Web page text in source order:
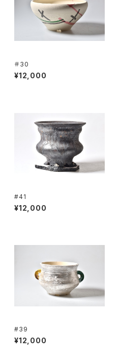
＃30
¥12,000
#41
¥12,000
#39
¥12,000